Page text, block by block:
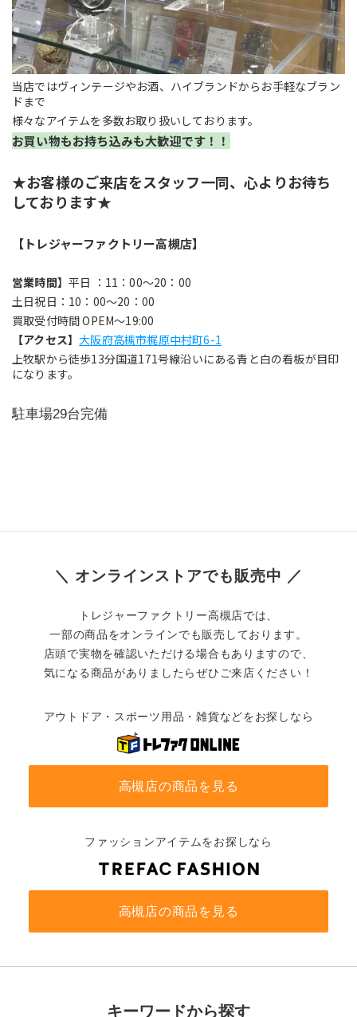
当店ではヴィンテージやお酒、ハイブランドからお手軽なブラン
ドまで
様々なアイテムを多数お取り扱いしております。
お買い物もお持ち込みも大歓迎です！！
★お客様のご来店をスタッフ一同、心よりお待ち
しております★
【トレジャーファクトリー高槻店】
営業時間】 平日 ：11：00～20：00
土日祝日：10：00～20：00
買取受付時間 OPEM～19:00
【アクセス】大阪府高槻市梶原中村町6-1
上牧駅から徒歩13分国道171号線沿いにある青と白の看板が目印
になります。
駐車場29台完備
＼ オンラインストアでも販売中 ／
トレジャーファクトリー高槻店では、
一部の商品をオンラインでも販売しております。
店頭で実物を確認いただける場合もありますので、
気になる商品がありましたらぜひご来店ください！
アウトドア・スポーツ用品・雑貨などをお探しなら
高槻店の商品を見る
ファッションアイテムをお探しなら
高槻店の商品を見る
キーワードから探す